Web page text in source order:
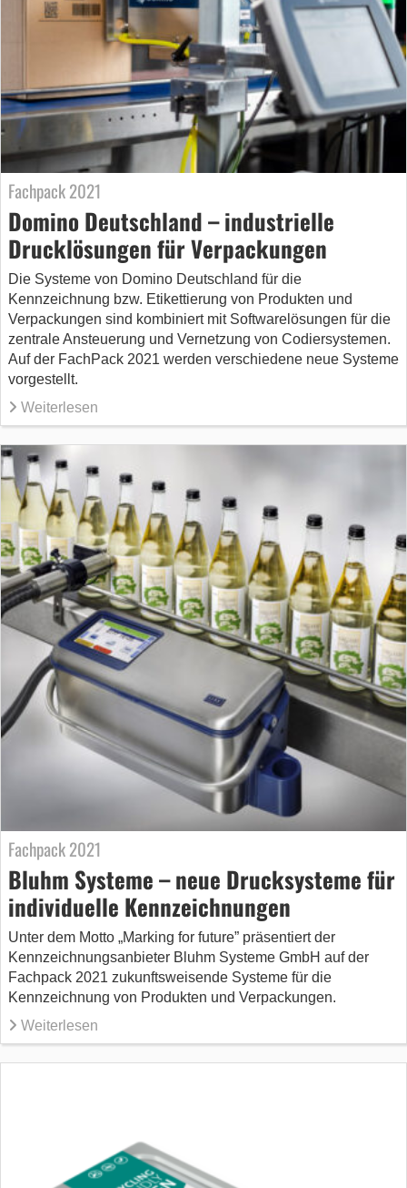
Fachpack 2021
Domino Deutschland – industrielle
Drucklösungen für Verpackungen
Die Systeme von Domino Deutschland für die
Kennzeichnung bzw. Etikettierung von Produkten und
Verpackungen sind kombiniert mit Softwarelösungen für die
zentrale Ansteuerung und Vernetzung von Codiersystemen.
Auf der FachPack 2021 werden verschiedene neue Systeme
vorgestellt.
Weiterlesen
Fachpack 2021
Bluhm Systeme – neue Drucksysteme für
individuelle Kennzeichnungen
Unter dem Motto „Marking for future” präsentiert der
Kennzeichnungsanbieter Bluhm Systeme GmbH auf der
Fachpack 2021 zukunftsweisende Systeme für die
Kennzeichnung von Produkten und Verpackungen.
Weiterlesen